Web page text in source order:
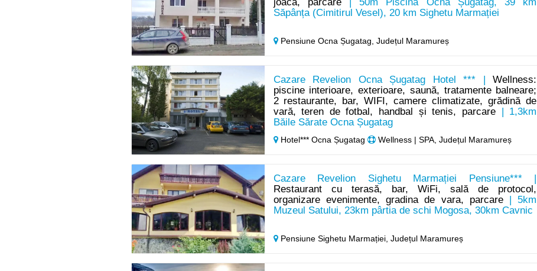
Săpânța (Cimitirul Vesel), 20 km Sighetu Marmației
Pensiune Ocna Șugatag, Județul Maramureș
Cazare Revelion Ocna Șugatag Hotel *** |Wellness:
piscine interioare, exterioare, saună, tratamente balneare;
2 restaurante, bar, WIFI, camere climatizate, grădină de
vară, teren de fotbal, handbal și tenis, parcare | 1,3km
Băile Sărate Ocna Șugatag
Hotel*** Ocna Șugatag Wellness | SPA, Județul Maramureș
Cazare Revelion Sighetu Marmației Pensiune*** |
Restaurant cu terasă, bar, WiFi, sală de protocol,
organizare evenimente, gradina de vara, parcare| 5km
Muzeul Satului, 23km pârtia de schi Mogosa, 30km Cavnic
Pensiune Sighetu Marmației, Județul Maramureș